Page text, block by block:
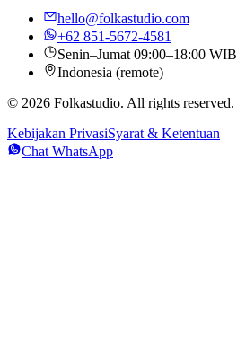
hello@folkastudio.com
+62 851-5672-4581
Senin–Jumat 09:00–18:00 WIB
Indonesia (remote)
© 2026 Folkastudio. All rights reserved.
Kebijakan PrivasiSyarat & Ketentuan
Chat WhatsApp